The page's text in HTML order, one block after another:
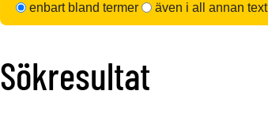
enbart bland termer
även i all annan text
Sökresultat